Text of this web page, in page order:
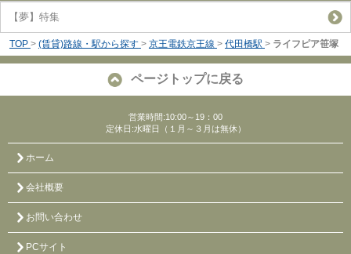
【夢】特集
TOP > (賃貸)路線・駅から探す > 京王電鉄京王線 > 代田橋駅 > ライフピア笹塚
ページトップに戻る
営業時間:10:00～19：00
定休日:水曜日（１月～３月は無休）
ホーム
会社概要
お問い合わせ
PCサイト